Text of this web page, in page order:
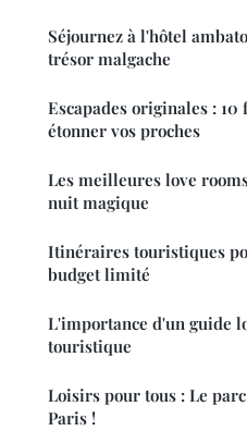
Séjournez à l'hôtel
trésor malgache
Escapades originales : 10
étonner vos proches
Les meilleures love
nuit magique
Itinéraires touristiques
budget limité
L'importance d'un guide
touristique
Loisirs pour tous : Le
Paris !